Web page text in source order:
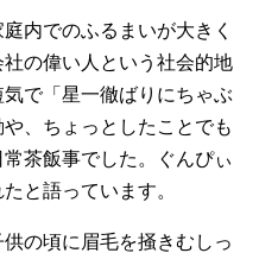
内でのふるまいが大きく
の偉い人という社会的地
で「星一徹ばりにちゃぶ
、ちょっとしたことでも
茶飯事でした。ぐんぴぃ
と語っています。
の頃に眉毛を掻きむしっ